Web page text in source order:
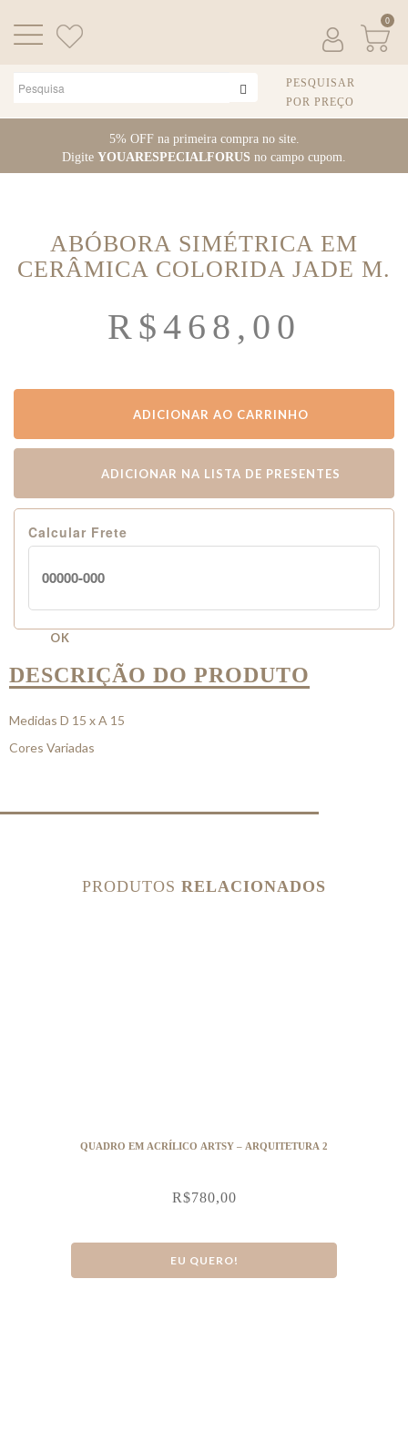
o
5% OFF na primeira compra no site.
Digite YOUARESPECIALFORUS no campo cupom.
0
PESQUISAR
POR PREÇO
ABÓBORA SIMÉTRICA EM
CERÂMICA COLORIDA JADE M.
R$468,00
ADICIONAR AO CARRINHO
ADICIONAR NA LISTA DE PRESENTES
Calcular Frete
OK
DESCRIÇÃO DO PRODUTO
Medidas D 15 x A 15
Cores Variadas
PRODUTOS RELACIONADOS
QUADRO EM ACRÍLICO ARTSY – ARQUITETURA 2
R$780,00
EU QUERO!